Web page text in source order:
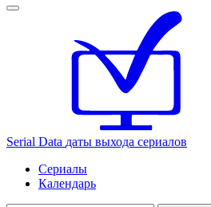
Serial Data даты выхода сериалов
Сериалы
Календарь